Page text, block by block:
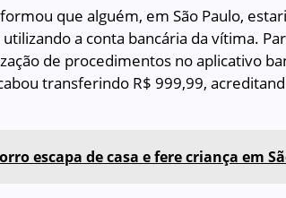
que alguém, em São Paulo,
a conta bancária da vítima.
de procedimentos no aplicativo
transferindo R$ 999,99,
escapa de casa e fere criança em